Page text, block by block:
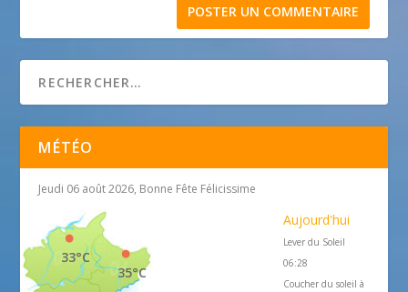
MÉTÉO
Jeudi 06 août 2026, Bonne Fête Félicissime
35°C
33°C
Aujourd'hui
Lever du Soleil
06:28
Coucher du soleil à